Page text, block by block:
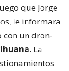
que Jorge
le informara
con un dron-
. La